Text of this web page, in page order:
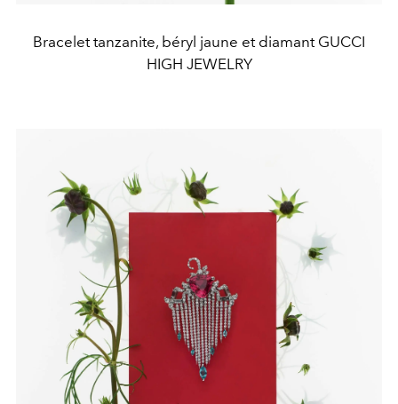
Bracelet tanzanite, béryl jaune et diamant GUCCI
HIGH JEWELRY